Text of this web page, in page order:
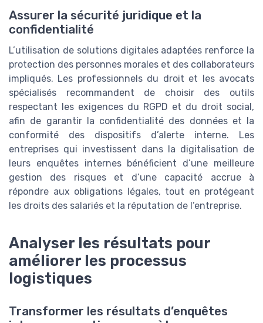
Assurer la sécurité juridique et la
confidentialité
L’utilisation de solutions digitales adaptées renforce la
protection des personnes morales et des collaborateurs
impliqués. Les professionnels du droit et les avocats
spécialisés recommandent de choisir des outils
respectant les exigences du RGPD et du droit social,
afin de garantir la confidentialité des données et la
conformité des dispositifs d’alerte interne. Les
entreprises qui investissent dans la digitalisation de
leurs enquêtes internes bénéficient d’une meilleure
gestion des risques et d’une capacité accrue à
répondre aux obligations légales, tout en protégeant
les droits des salariés et la réputation de l’entreprise.
Analyser les résultats pour
améliorer les processus
logistiques
Transformer les résultats d’enquêtes